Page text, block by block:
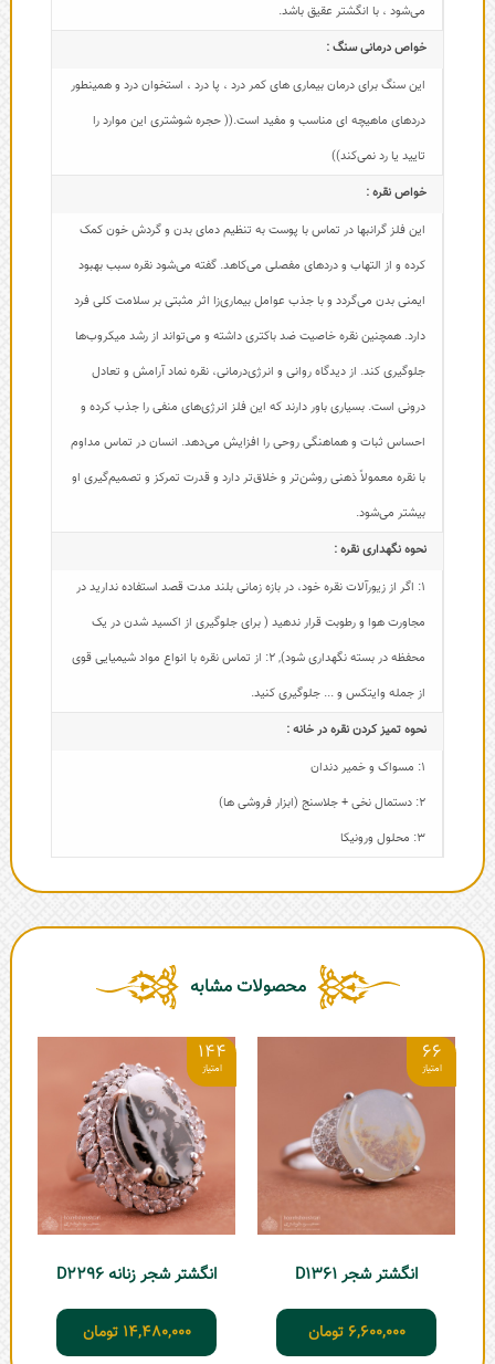
می‌شود ، با انگشتر عقیق باشد.
خواص درمانی سنگ :
این سنگ برای درمان بیماری های کمر درد ، پا درد ، استخوان درد و همینطور
دردهای ماهیچه ای مناسب و مفید است.(( حجره شوشتری این موارد را
تایید یا رد نمی‌کند))
خواص نقره :
این فلز گرانبها در تماس با پوست به تنظیم دمای بدن و گردش خون کمک
کرده و از التهاب و دردهای مفصلی می‌کاهد. گفته می‌شود نقره سبب بهبود
ایمنی بدن می‌گردد و با جذب عوامل بیماری‌زا اثر مثبتی بر سلامت کلی فرد
دارد. همچنین نقره خاصیت ضد باکتری داشته و می‌تواند از رشد میکروب‌ها
جلوگیری کند. از دیدگاه روانی و انرژی‌درمانی، نقره نماد آرامش و تعادل
درونی است. بسیاری باور دارند که این فلز انرژی‌های منفی را جذب کرده و
احساس ثبات و هماهنگی روحی را افزایش می‌دهد. انسان در تماس مداوم
با نقره معمولاً ذهنی روشن‌تر و خلاق‌تر دارد و قدرت تمرکز و تصمیم‌گیری او
بیشتر می‌شود.
نحوه نگهداری نقره :
1: اگر از زیورآلات نقره خود، در بازه زمانی بلند مدت قصد استفاده ندارید در
مجاورت هوا و رطوبت قرار ندهید ( برای جلوگیری از اکسید شدن در یک
محفظه در بسته نگهداری شود), 2: از تماس نقره با انواع مواد شیمیایی قوی
از جمله وایتکس و ... جلوگیری کنید.
نحوه تمیز کردن نقره در خانه :
1: مسواک و خمیر دندان
2: دستمال نخی + جلاسنج (ابزار فروشی ها)
3: محلول ورونیکا
محصولات مشابه
66
انگشتر شجر D1361
6,600,000 تومان
144
انگشتر شجر زنانه D2296
14,480,000 تومان